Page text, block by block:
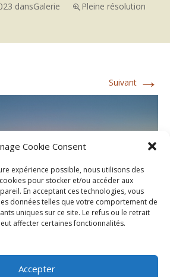
Cookie Consent
expérience possible, nous utilisons des
pour stocker et/ou accéder aux
En acceptant ces technologies, vous
données telles que votre comportement de
uniques sur ce site. Le refus ou le retrait
affecter certaines fonctionnalités.
Accepter
dansGalerie
Pleine résolution
Suivant →